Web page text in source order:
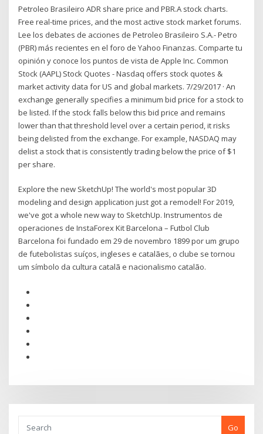
Petroleo Brasileiro ADR share price and PBR.A stock charts.
Free real-time prices, and the most active stock market forums.
Lee los debates de acciones de Petroleo Brasileiro S.A.- Petro
(PBR) más recientes en el foro de Yahoo Finanzas. Comparte tu
opinión y conoce los puntos de vista de Apple Inc. Common
Stock (AAPL) Stock Quotes - Nasdaq offers stock quotes &
market activity data for US and global markets. 7/29/2017 · An
exchange generally specifies a minimum bid price for a stock to
be listed. If the stock falls below this bid price and remains
lower than that threshold level over a certain period, it risks
being delisted from the exchange. For example, NASDAQ may
delist a stock that is consistently trading below the price of $1
per share.
Explore the new SketchUp! The world's most popular 3D
modeling and design application just got a remodel! For 2019,
we've got a whole new way to SketchUp. Instrumentos de
operaciones de InstaForex Kit Barcelona – Futbol Club
Barcelona foi fundado em 29 de novembro 1899 por um grupo
de futebolistas suíços, ingleses e catalães, o clube se tornou
um símbolo da cultura catalã e nacionalismo catalão.
Go